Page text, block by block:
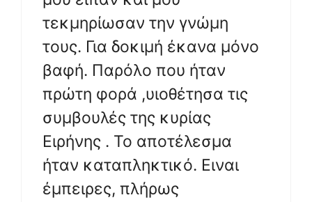
τεκμηρίωσαν την γνώμη
τους. Για δοκιμή έκανα μόνο
βαφή. Παρόλο που ήταν
πρώτη φορά ,υιοθέτησα τις
συμβουλές της κυρίας
Ειρήνης . Το αποτέλεσμα
ήταν καταπληκτικό. Ειναι
έμπειρες, πλήρως